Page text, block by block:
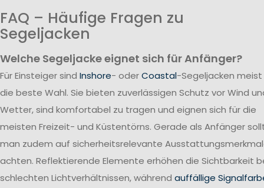
FAQ – Häufige Fragen zu
Segeljacken
Welche Segeljacke eignet sich für Anfänger?
Für Einsteiger sind Inshore- oderCoastal-Segeljacken meist
die beste Wahl. Sie bieten zuverlässigen Schutz vor Wind
Wetter, sind komfortabel zu tragen und eignen sich für die
meisten Freizeit- und Küstentörns. Gerade als Anfänger
man zudem auf sicherheitsrelevante
achten. Reflektierende Elemente erhöhen die Sichtbarkeit
schlechten Lichtverhältnissen, während auffällige